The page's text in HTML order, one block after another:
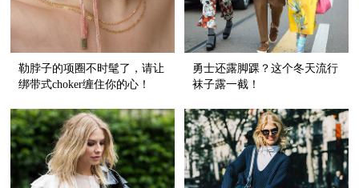
勒脖子的项圈不时髦了，请让
绑带式choker缠住你的心！
勇士还露脚踝？这个冬天流行
袜子露一截！